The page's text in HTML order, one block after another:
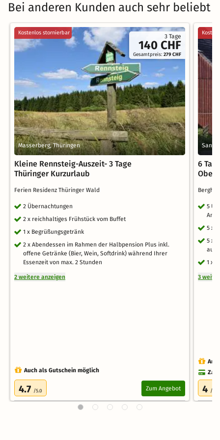
Bei anderen Kunden auch sehr beliebt
3 Tage
140 CHF
Gesamtpreis:279 CHF
Kostenlos stornierbar
Masserberg, Thüringen
Kleine Rennsteig-Auszeit- 3 Tage
Thüringer Kurzurlaub
Ferien Residenz Thüringer Wald
2 Übernachtungen
2 x reichhaltiges Frühstück vom Buffet
1 x Begrüßungsgetränk
2 x Abendessen im Rahmen der Halbpension Plus inkl.
offene Getränke (Bier, Wein, Softdrink) während Ihrer
Essenzeit von max. 2 Stunden
2 weitere anzeigen
Auch als Gutschein möglich
4.7 /5.0 Zum Angebot
Sankt
6
5
5 x
5 x
auf
1 x
3
4 /5.0